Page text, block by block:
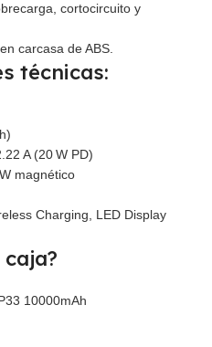
cortocircuito y
carcasa de ABS.
técnicas:
A (20 W PD)
magnético
Charging, LED Display
10000mAh